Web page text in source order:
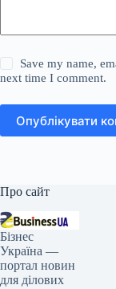
Save my name,
next time I comment.
Опублікувати
Про сайт
Бізнес
Україна —
портал новин
для ділових